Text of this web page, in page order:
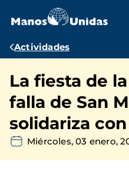
contenido
Ruta
navegación
Actividades
La fiesta de
falla de San
solidariza
Miércoles, 03 enero,